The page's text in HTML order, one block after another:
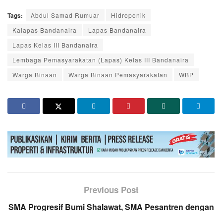
Tags: Abdul Samad Rumuar
Hidroponik
Kalapas Bandanaira
Lapas Bandanaira
Lapas Kelas III Bandanaira
Lembaga Pemasyarakatan (Lapas) Kelas III Bandanaira
Warga Binaan
Warga Binaan Pemasyarakatan WBP
Previous Post
SMA Progresif Bumi Shalawat, SMA Pesantren dengan